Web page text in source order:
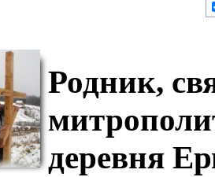
Родник,
деревня